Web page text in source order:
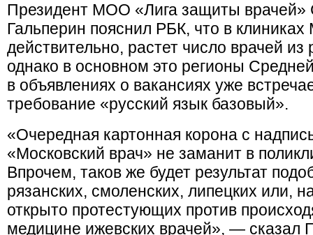
Президент МОО «Лига защиты врачей»
Гальперин пояснил РБК, что в
действительно, растет число врачей из
однако в основном это регионы
в объявлениях о вакансиях уже
требование «русский язык базовый».
«Очередная картонная корона с
«Московский врач» не заманит в
Впрочем, таков же будет результат
рязанских, смоленских, липецких или,
открыто протестующих против
медицине ижевских врачей», — сказал